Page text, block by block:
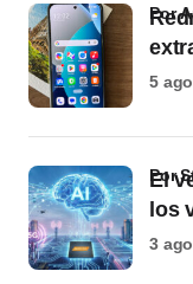
por
5
El
los
por
3